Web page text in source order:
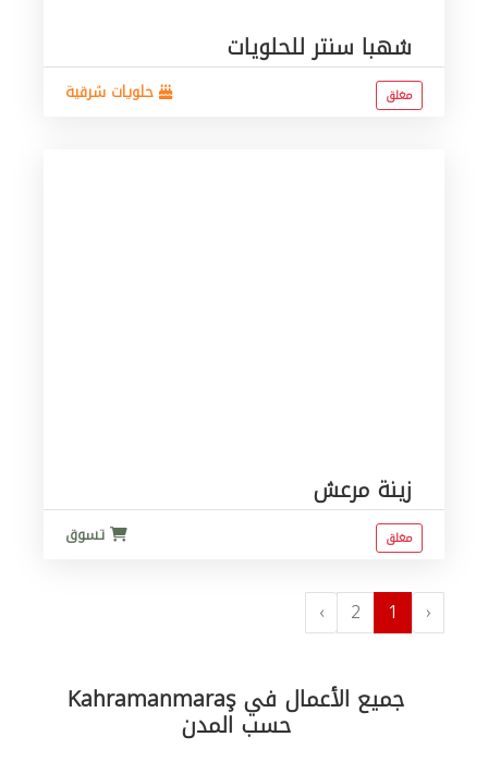
شهبا سنتر للحلويات
حلويات شرقية مغلق
زينة مرعش
تسوق مغلق
‹
1
2
›
جميع الأعمال في Kahramanmaraş
حسب المدن